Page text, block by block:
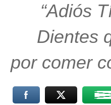
“Adiós
Dientes
por comer